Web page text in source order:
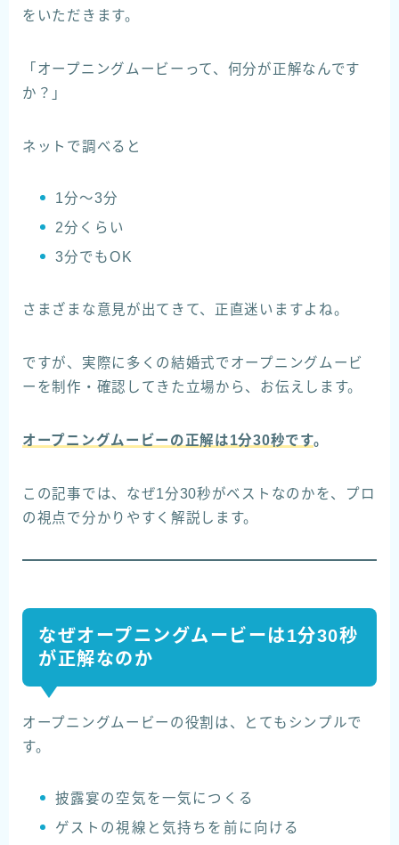
をいただきます。
「オープニングムービーって、何分が正解なんです
か？」
ネットで調べると
1分〜3分
2分くらい
3分でもOK
さまざまな意見が出てきて、正直迷いますよね。
ですが、実際に多くの結婚式でオープニングムービ
ーを制作・確認してきた立場から、お伝えします。
オープニングムービーの正解は1分30秒です。
この記事では、なぜ1分30秒がベストなのかを、プロ
の視点で分かりやすく解説します。
なぜオープニングムービーは1分30秒
が正解なのか
オープニングムービーの役割は、とてもシンプルで
す。
披露宴の空気を一気につくる
ゲストの視線と気持ちを前に向ける